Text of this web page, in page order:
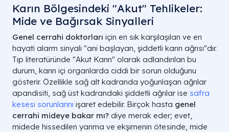
Karın Bölgesindeki "Akut" Tehlikeler:
Mide ve Bağırsak Sinyalleri
Genel cerrahi doktorları için en sık karşılaşılan ve en
hayati alarm sinyali "ani başlayan, şiddetli karın ağrısı"dır.
Tıp literatüründe "Akut Karın" olarak adlandırılan bu
durum, karın içi organlarda ciddi bir sorun olduğunu
gösterir. Özellikle sağ alt kadranda yoğunlaşan ağrılar
apandisiti, sağ üst kadrandaki şiddetli ağrılar ise safra
kesesi sorunlarını işaret edebilir. Birçok hasta genel
cerrahi mideye bakar mı? diye merak eder; evet,
midede hissedilen yanma ve ekşimenin ötesinde, mide